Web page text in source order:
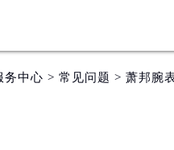
务中心 > 常见问题 > 萧邦腕